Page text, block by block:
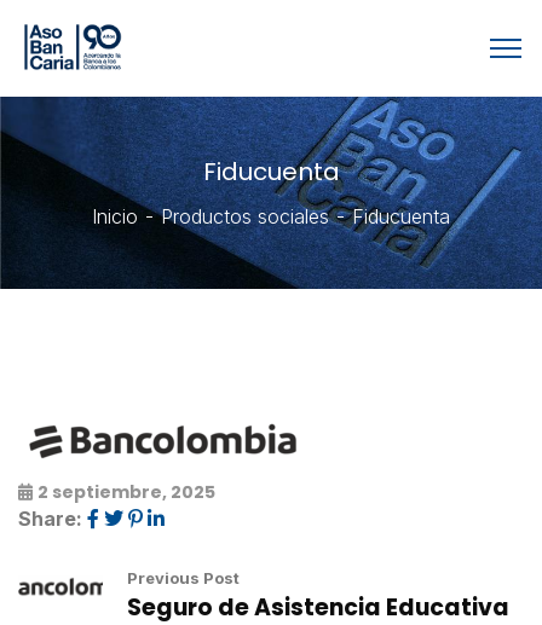
Fiducuenta
Inicio Productos sociales Fiducuenta
2 septiembre, 2025
Share:
Previous Post
Seguro de Asistencia Educativa